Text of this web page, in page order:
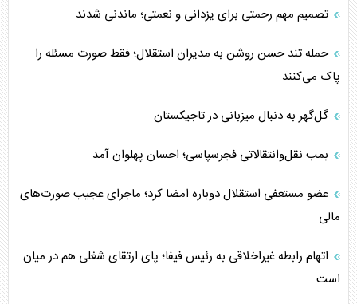
تصمیم مهم رحمتی برای یزدانی و نعمتی؛ ماندنی شدند
حمله تند حسن روشن به مدیران استقلال؛ فقط صورت مسئله را
پاک می‌کنند
گل‌گهر به دنبال میزبانی در تاجیکستان
بمب نقل‌وانتقالاتی فجرسپاسی؛ احسان پهلوان آمد
عضو مستعفی استقلال دوباره امضا کرد؛ ماجرای عجیب صورت‌های
مالی
اتهام رابطه غیراخلاقی به رئیس فیفا؛ پای ارتقای شغلی هم در میان
است